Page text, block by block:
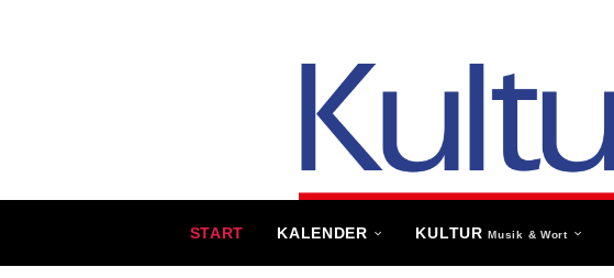
START KALENDER KULTURMusik & Wort